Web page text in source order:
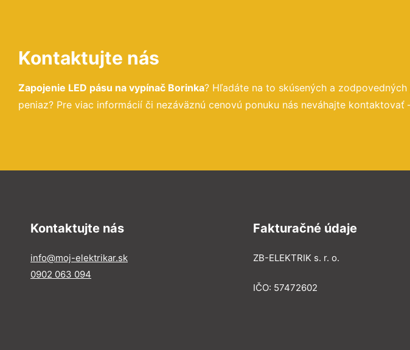
Kontaktujte nás
Zapojenie LED pásu na vypínač Borinka? Hľadáte na to skúsených a
peniaz? Pre viac informácií či nezáväznú cenovú ponuku nás neváhajte kontaktovať
Kontaktujte nás
info@moj-elektrikar.sk
0902 063 094
Fakturačné údaje
ZB-ELEKTRIK s. r. o.
IČO: 57472602